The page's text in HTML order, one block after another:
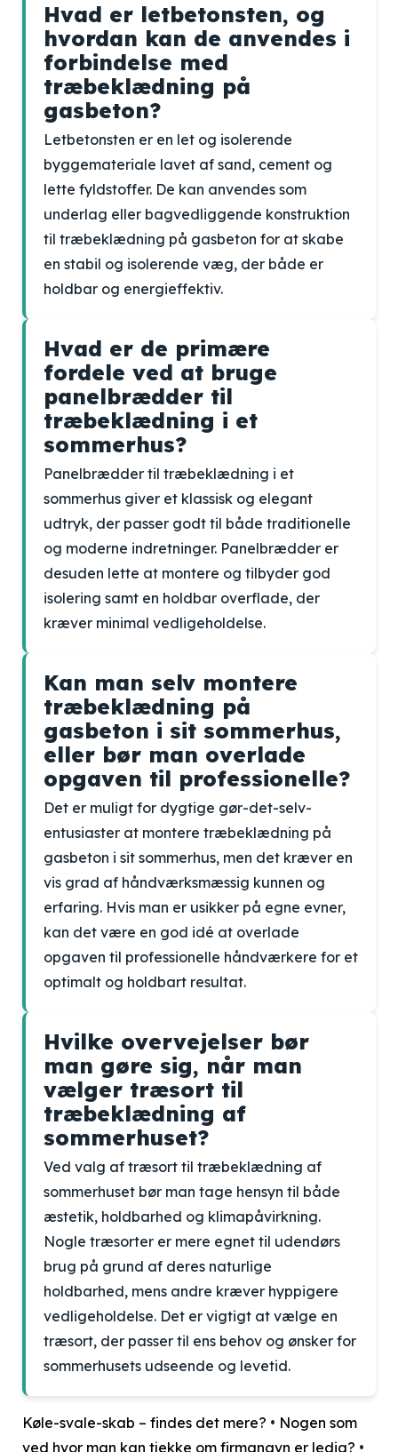
Hvad er letbetonsten, og
hvordan kan de anvendes i
forbindelse med
træbeklædning på
gasbeton?
Letbetonsten er en let og isolerende
byggemateriale lavet af sand, cement og
lette fyldstoffer. De kan anvendes som
underlag eller bagvedliggende konstruktion
til træbeklædning på gasbeton for at skabe
en stabil og isolerende væg, der både er
holdbar og energieffektiv.
Hvad er de primære
fordele ved at bruge
panelbrædder til
træbeklædning i et
sommerhus?
Panelbrædder til træbeklædning i et
sommerhus giver et klassisk og elegant
udtryk, der passer godt til både traditionelle
og moderne indretninger. Panelbrædder er
desuden lette at montere og tilbyder god
isolering samt en holdbar overflade, der
kræver minimal vedligeholdelse.
Kan man selv montere
træbeklædning på
gasbeton i sit sommerhus,
eller bør man overlade
opgaven til professionelle?
Det er muligt for dygtige gør-det-selv-
entusiaster at montere træbeklædning på
gasbeton i sit sommerhus, men det kræver en
vis grad af håndværksmæssig kunnen og
erfaring. Hvis man er usikker på egne evner,
kan det være en god idé at overlade
opgaven til professionelle håndværkere for et
optimalt og holdbart resultat.
Hvilke overvejelser bør
man gøre sig, når man
vælger træsort til
træbeklædning af
sommerhuset?
Ved valg af træsort til træbeklædning af
sommerhuset bør man tage hensyn til både
æstetik, holdbarhed og klimapåvirkning.
Nogle træsorter er mere egnet til udendørs
brug på grund af deres naturlige
holdbarhed, mens andre kræver hyppigere
vedligeholdelse. Det er vigtigt at vælge en
træsort, der passer til ens behov og ønsker for
sommerhusets udseende og levetid.
Køle-svale-skab – findes det mere? • Nogen som
ved hvor man kan tjekke om firmanavn er ledig? •